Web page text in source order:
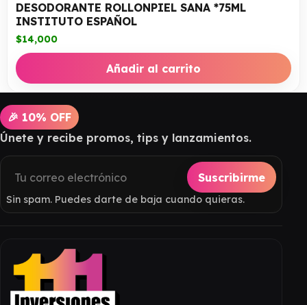
DESODORANTE ROLLONPIEL SANA *75ML
INSTITUTO ESPAÑOL
$14,000
Añadir al carrito
🎉 10% OFF
Únete y recibe promos, tips y lanzamientos.
Suscribirme
Sin spam. Puedes darte de baja cuando quieras.